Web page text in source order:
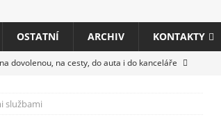
OSTATNÍ ARCHIV KONTAKTY
dovolenou, na cesty, do auta i do kanceláře
2025 představí nové příslušenství pro hráče,
službami